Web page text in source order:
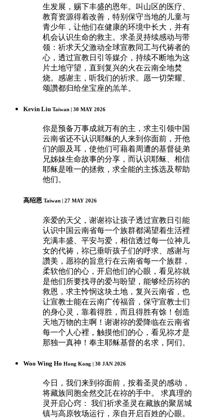
生发展，赐下丰盛的恩年。叫山区的医疗、
教育资源得着改善，特别保守当地的儿童与
青少年，让他们在健康的环境中长大，并有
机会认识生命的救主。求圣灵持续感动与带
领：祈求天父激动全球宣教同工与代祷者的
心，透过宣教日引等媒介，持续不断地为这
片土地守望，直到复兴的火在云南全地焚
烧。感谢主，听我们的祈求。愿一切荣耀、
颂讚都归给坐宝座的羔羊。
Kevin Liu Taiwan | 30 MAY 2026
你是预备万事成就万有的主，求主引领中国
云南省还不认识耶稣的人来到你面前，开他
们的眼及耳，使他们可藉着周遭的基督徒弟
兄姊妹生命故事的分享，而认识耶稣、相信
耶稣是唯一的拯救，求全能的主拣选及帮助
他们。
高绍恩 Taiwan | 27 MAY 2026
亲爱的天父，谢谢祢让孩子透过宣教日引能
认识中国云南省每一个族群都渴望着生活裡
充满丰盛、平安与爱，相信透过每一位神儿
女的代祷，祢已垂听孩子们的呼求、感谢与
讚美，愿祢的旨意行在云南省每一个族群，
柔软他们的心，开启他们的心眼，看见祢就
是他们所要找寻的爱与盼望，能够经历祢的
救恩，求主怜悯这块土地，复兴云南省，也
让宣教士能在云南广传福音，保守宣教士们
的身心灵，靠着得胜，而且得胜有馀！创造
天地万物的主啊！谢谢祢的爱降临在云南省
每一个人心裡，触摸他们的心，看见祢才是
那独一真神！奉主耶稣基督的名求，阿们。
Woo Wing Ho Hong Kong | 30 JAN 2026
今日，我们来到祢面前，按着圣灵的感动，
将藏族同胞全然交託在祢的手中。 求真理的
灵开启心窍： 我们祈求圣灵在藏族的聚居城
镇与高原牧场运行，亲自开启百姓的心眼。